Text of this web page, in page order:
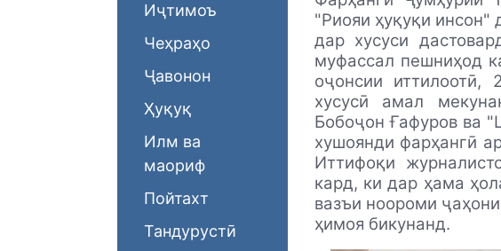
Иҷтимоъ
Чеҳраҳо
Ҷавонон
Ҳуқуқ
Илм ва
маориф
Пойтахт
Тандурустӣ
"Риояи ҳуқуқи инсон"
дар хусуси
муфассал пешниҳод
оҷонсии иттилоотӣ,
хусусӣ амал
Бобоҷон Ғафуров ва
хушоянди фарҳангӣ
Иттифоқи
кард, ки дар ҳама
вазъи ноороми
ҳимоя бикунанд.